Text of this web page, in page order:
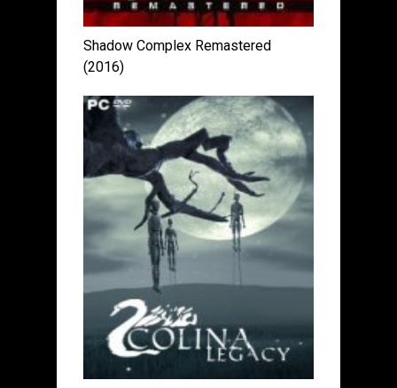
Shadow Complex Remastered
(2016)